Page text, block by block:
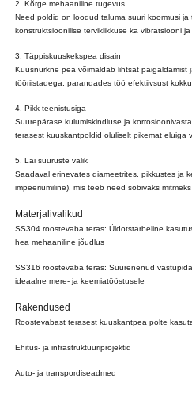
2. Kõrge mehaaniline tugevus
Need poldid on loodud taluma suuri koormusi
konstruktsioonilise terviklikkuse ka vibratsiooni
3. Täppiskuuskekspea disain
Kuusnurkne pea võimaldab lihtsat paigaldamist
tööriistadega, parandades töö efektiivsust
4. Pikk teenistusiga
Suurepärase kulumiskindluse ja
terasest kuuskantpoldid oluliselt pikemat eluiga
5. Lai suuruste valik
Saadaval erinevates diameetrites, pikkustes ja
impeeriumiline), mis teeb need sobivaks
Materjalivalikud
SS304 roostevaba teras: Üldotstarbeline
hea mehaaniline jõudlus
SS316 roostevaba teras: Suurenenud
ideaalne mere- ja keemiatööstusele
Rakendused
Roostevabast terasest kuuskantpea polte
Ehitus- ja infrastruktuuriprojektid
Auto- ja transpordiseadmed